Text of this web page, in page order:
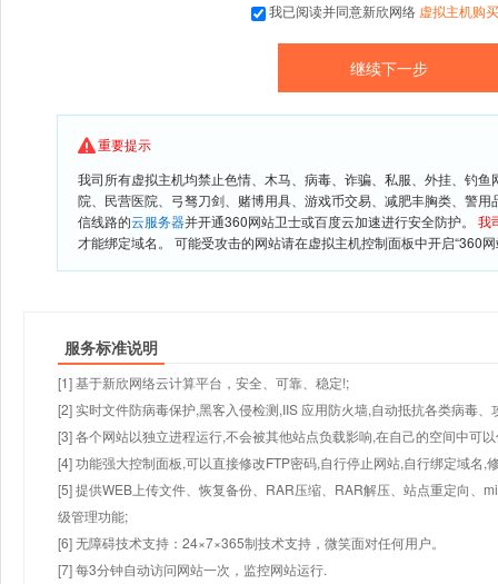
我已阅读并同意新欣网络 虚拟主机购
重要提示
我司所有虚拟主机均禁止色情、木马、病毒、诈骗、私服、外挂、钓
院、民营医院、弓驽刀剑、赌博用具、游戏币交易、减肥丰胸类、警
信线路的云服务器并开通360网站卫士或百度云加速进行安全防护。 我
才能绑定域名。 可能受攻击的网站请在虚拟主机控制面板中开启“360
服务标准说明
[1] 基于新欣网络云计算平台，安全、可靠、稳定!;
[2] 实时文件防病毒保护,黑客入侵检测,IIS 应用防火墙,自动抵抗各类病毒、
[3] 各个网站以独立进程运行,不会被其他站点负载影响,在自己的空间中可
[4] 功能强大控制面板,可以直接修改FTP密码,自行停止网站,自行绑定域名,
[5] 提供WEB上传文件、恢复备份、RAR压缩、RAR解压、站点重定向、
级管理功能;
[6] 无障碍技术支持：24×7×365制技术支持，微笑面对任何用户。
[7] 每3分钟自动访问网站一次，监控网站运行.